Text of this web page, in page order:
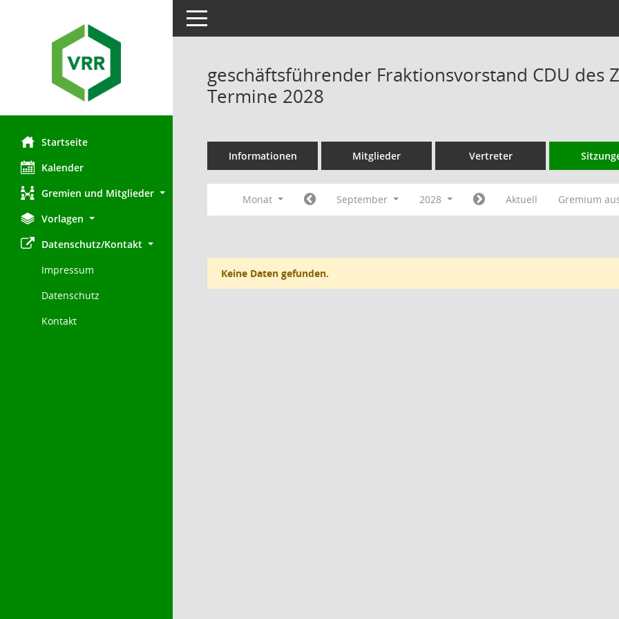
Startseite
Kalender
Gremien und Mitglieder
Vorlagen
Datenschutz/Kontakt
Impressum
Datenschutz
Kontakt
Toggle navigation
geschäftsführender Fraktionsvorstand CDU des
Termine 2028
Informationen Mitglieder Vertreter
Monat September 2028 Aktuell Gremium
Keine Daten gefunden.